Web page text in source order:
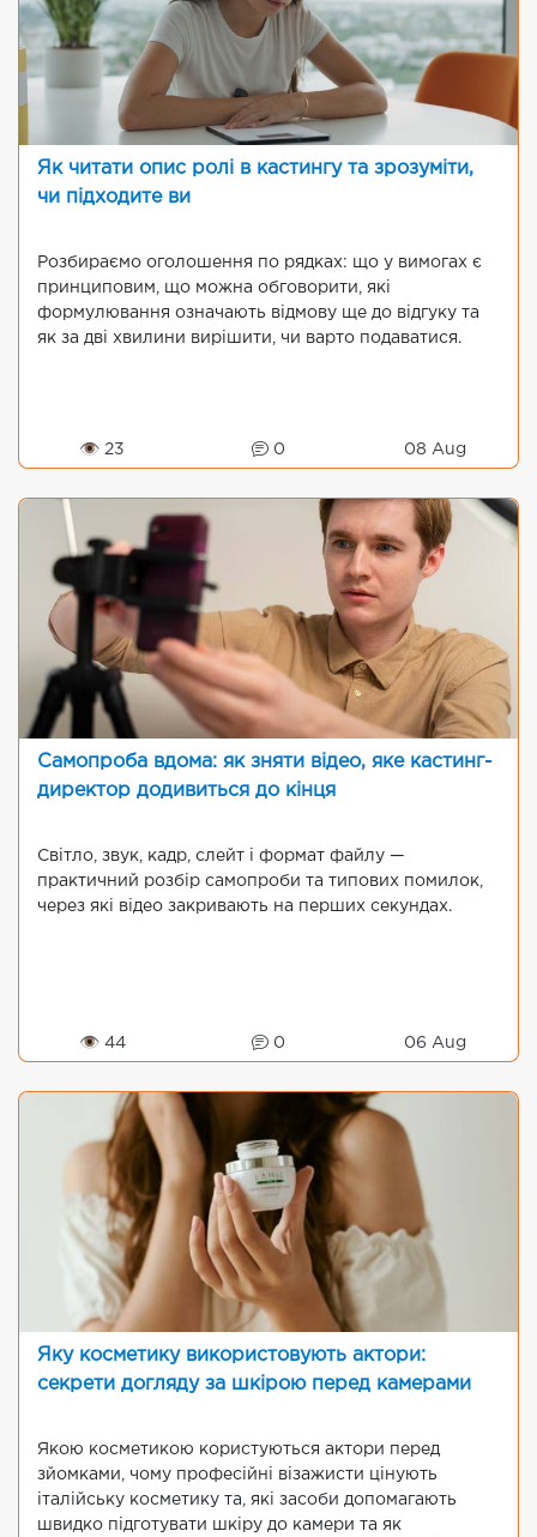
Як читати опис ролі в кастингу та зрозуміти,
чи підходите ви
Розбираємо оголошення по рядках: що у вимогах є
принциповим, що можна обговорити, які
формулювання означають відмову ще до відгуку та
як за дві хвилини вирішити, чи варто подаватися.
👁 23 0 08 Aug
Самопроба вдома: як зняти відео, яке кастинг-
директор додивиться до кінця
Світло, звук, кадр, слейт і формат файлу —
практичний розбір самопроби та типових помилок,
через які відео закривають на перших секундах.
👁 44 0 06 Aug
Яку косметику використовують актори:
секрети догляду за шкірою перед камерами
Якою косметикою користуються актори перед
зйомками, чому професійні візажисти цінують
італійську косметику та, які засоби допомагають
швидко підготувати шкіру до камери та як